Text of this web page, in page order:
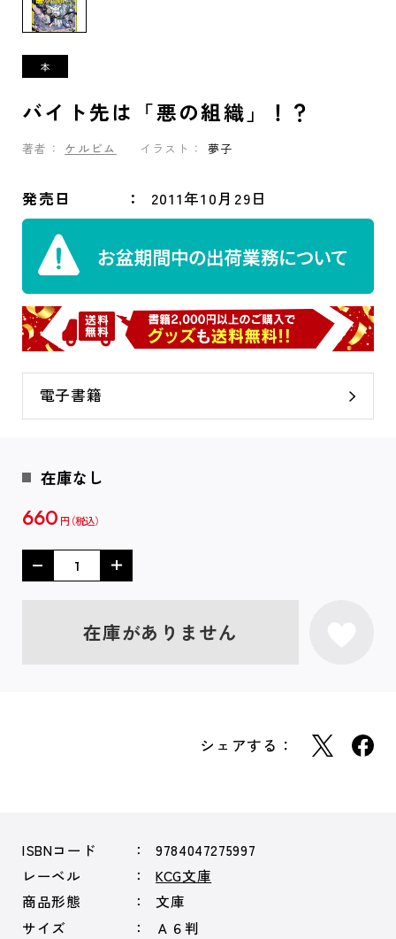
バイト先は「悪の組織」！？
著者： ケルビム イラスト： 夢子
発売日 2011年10月29日
電子書籍
在庫なし
660 円
在庫がありません
シェアする：
ISBNコード
9784047275997
レーベル
KCG文庫
商品形態
文庫
サイズ
Ａ６判